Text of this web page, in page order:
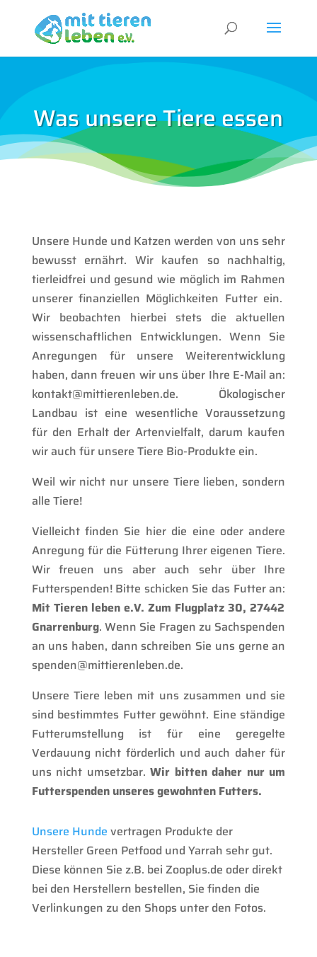
Was unsere Tiere essen
Unsere Hunde und Katzen werden von uns sehr
bewusst ernährt. Wir kaufen so nachhaltig,
tierleidfrei und gesund wie möglich im Rahmen
unserer finanziellen Möglichkeiten Futter ein.
Wir beobachten hierbei stets die aktuellen
wissenschaftlichen Entwicklungen. Wenn Sie
Anregungen für unsere Weiterentwicklung
haben, dann freuen wir uns über Ihre E-Mail an:
kontakt@mittierenleben.de. Ökologischer
Landbau ist eine wesentliche Voraussetzung
für den Erhalt der Artenvielfalt, darum kaufen
wir auch für unsere Tiere Bio-Produkte ein.
Weil wir nicht nur unsere Tiere lieben, sondern
alle Tiere!
Vielleicht finden Sie hier die eine oder andere
Anregung für die Fütterung Ihrer eigenen Tiere.
Wir freuen uns aber auch sehr über Ihre
Futterspenden! Bitte schicken Sie das Futter an:
Mit Tieren leben e.V. Zum Flugplatz 30, 27442
Gnarrenburg. Wenn Sie Fragen zu Sachspenden
an uns haben, dann schreiben Sie uns gerne an
spenden@mittierenleben.de.
Unsere Tiere leben mit uns zusammen und sie
sind bestimmtes Futter gewöhnt. Eine ständige
Futterumstellung ist für eine geregelte
Verdauung nicht förderlich und auch daher für
uns nicht umsetzbar. Wir bitten daher nur um
Futterspenden unseres gewohnten Futters.
Unsere Hunde vertragen Produkte der
Hersteller Green Petfood und Yarrah sehr gut.
Diese können Sie z.B. bei Zooplus.de oder direkt
bei den Herstellern bestellen, Sie finden die
Verlinkungen zu den Shops unter den Fotos.